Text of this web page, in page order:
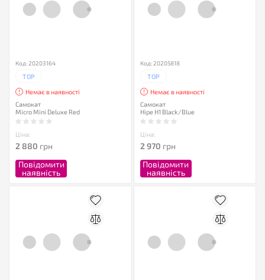
Код: 20203164
TOP
Немає в наявності
Самокат
Micro Mini Deluxe Red
Ціна:
2 880 грн
Повідомити
наявність
Код: 20205818
TOP
Немає в наявності
Самокат
Hipe H1 Black/Blue
Ціна:
2 970 грн
Повідомити
наявність